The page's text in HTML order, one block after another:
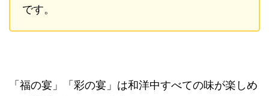
です。
「福の宴」「彩の宴」は和洋中すべての味が楽しめ